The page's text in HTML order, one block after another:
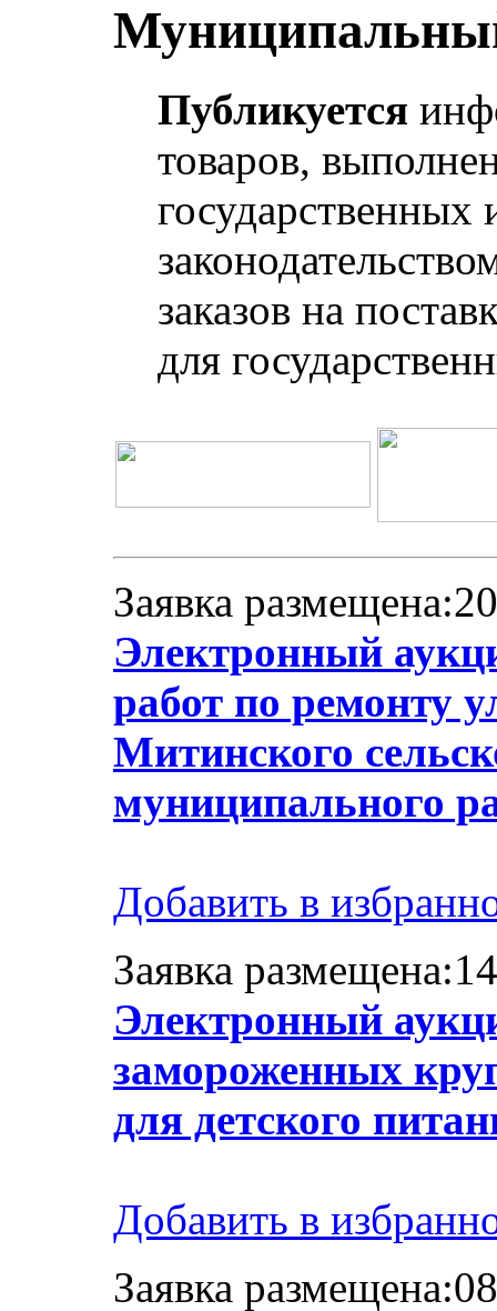
Публикуется
товаров,
заказов на
для
Заявка
Электронный
работ по ремонту
Митинского
муниципального
Добавить в
Заявка
Электронный
замороженных
для детского
Добавить в
Заявка